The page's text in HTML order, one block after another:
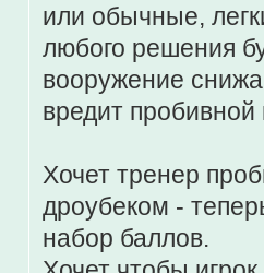
или обычные,
любого решения
вооружение
вредит
Хочет тренер
дроубеком -
набор баллов.